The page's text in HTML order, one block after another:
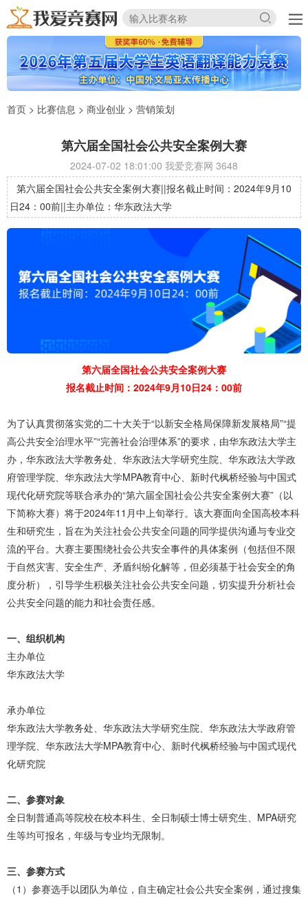
首页 > 比赛信息 > 商业创业 > 营销策划
第六届全国社会公共安全案例大赛
2024-07-02 18:01:00 我爱竞赛网 3648
第六届全国社会公共安全案例大赛||报名截止时间：2024年9月10
日24：00前||主办单位：华东政法大学
第六届全国社会公共安全案例大赛
报名截止时间：2024年9月10日24：00前
为了认真贯彻落实党的二十大关于“以新安全格局保障新发展格局”“提
高公共安全治理水平”“完善社会治理体系”的要求，由华东政法大学主
办，华东政法大学教务处、华东政法大学研究生院、华东政法大学政
府管理学院、华东政法大学MPA教育中心、新时代枫桥经验与中国式
现代化研究院等联合承办的“第六届全国社会公共安全案例大赛”（以
下简称大赛）将于2024年11月中上旬举行。该大赛面向全国高校本科
生和研究生，旨在为关注社会公共安全问题的同学提供沟通与专业交
流的平台。大赛主要围绕社会公共安全事件的具体案例（包括但不限
于自然灾害、安全生产、矛盾纠纷化解等，但必须基于社会安全的角
度分析），引导学生积极关注社会公共安全问题，切实提升分析社会
公共安全问题的能力和社会责任感。
一、组织机构
主办单位
华东政法大学
承办单位
华东政法大学教务处、华东政法大学研究生院、华东政法大学政府管
理学院、华东政法大学MPA教育中心、新时代枫桥经验与中国式现代
化研究院
二、参赛对象
全日制普通高等院校在校本科生、全日制硕士博士研究生、MPA研究
生等均可报名，年级与专业均无限制。
三、参赛方式
（1）参赛选手以团队为单位，自主确定社会公共安全案例，通过搜集